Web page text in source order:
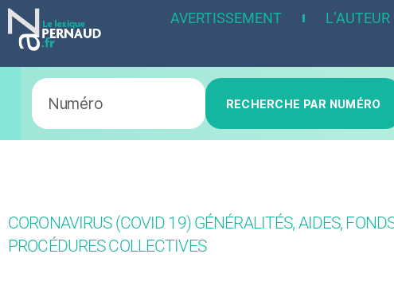
AVERTISSEMENT L’AUTEUR
RECHERCHE PAR NUMÉRO
CORONAVIRUS (COVID 19) GÉNÉRALITÉS, AIDES,
PROCÉDURES COLLECTIVES